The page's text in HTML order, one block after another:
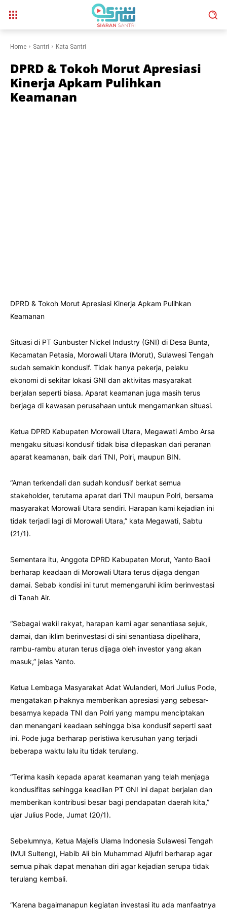
Home Santri Kata Santri
DPRD & Tokoh Morut Apresiasi
Kinerja Apkam Pulihkan
Keamanan
DPRD & Tokoh Morut Apresiasi Kinerja Apkam Pulihkan
Keamanan
Situasi di PT Gunbuster Nickel Industry (GNI) di Desa Bunta,
Kecamatan Petasia, Morowali Utara (Morut), Sulawesi Tengah
sudah semakin kondusif. Tidak hanya pekerja, pelaku
ekonomi di sekitar lokasi GNI dan aktivitas masyarakat
berjalan seperti biasa. Aparat keamanan juga masih terus
berjaga di kawasan perusahaan untuk mengamankan situasi.
Ketua DPRD Kabupaten Morowali Utara, Megawati Ambo Arsa
mengaku situasi kondusif tidak bisa dilepaskan dari peranan
aparat keamanan, baik dari TNI, Polri, maupun BIN.
“Aman terkendali dan sudah kondusif berkat semua
stakeholder, terutama aparat dari TNI maupun Polri, bersama
masyarakat Morowali Utara sendiri. Harapan kami kejadian ini
tidak terjadi lagi di Morowali Utara,” kata Megawati, Sabtu
(21/1).
Sementara itu, Anggota DPRD Kabupaten Morut, Yanto Baoli
berharap keadaan di Morowali Utara terus dijaga dengan
damai. Sebab kondisi ini turut memengaruhi iklim berinvestasi
di Tanah Air.
“Sebagai wakil rakyat, harapan kami agar senantiasa sejuk,
damai, dan iklim berinvestasi di sini senantiasa dipelihara,
rambu-rambu aturan terus dijaga oleh investor yang akan
masuk,” jelas Yanto.
Ketua Lembaga Masyarakat Adat Wulanderi, Mori Julius Pode,
mengatakan pihaknya memberikan apresiasi yang sebesar-
besarnya kepada TNI dan Polri yang mampu menciptakan
dan menangani keadaan sehingga bisa kondusif seperti saat
ini. Pode juga berharap peristiwa kerusuhan yang terjadi
beberapa waktu lalu itu tidak terulang.
“Terima kasih kepada aparat keamanan yang telah menjaga
kondusifitas sehingga keadilan PT GNI ini dapat berjalan dan
memberikan kontribusi besar bagi pendapatan daerah kita,”
ujar Julius Pode, Jumat (20/1).
Sebelumnya, Ketua Majelis Ulama Indonesia Sulawesi Tengah
(MUI Sulteng), Habib Ali bin Muhammad Aljufri berharap agar
semua pihak dapat menahan diri agar kejadian serupa tidak
terulang kembali.
“Karena bagaimanapun kegiatan investasi itu ada manfaatnya